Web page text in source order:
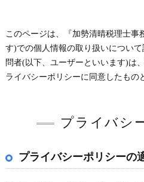
このページは、『加勢清晴税理士事
す)での個人情報の取り扱いについ
問者(以下、ユーザーといいます)は
ライバシーポリシーに同意したもの
プライバシ
プライバシーポリシーの